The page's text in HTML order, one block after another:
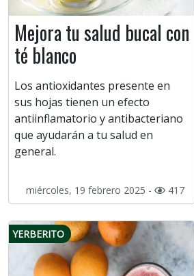
Mejora tu salud bucal con
té blanco
Los antioxidantes presente en
sus hojas tienen un efecto
antiinflamatorio y antibacteriano
que ayudarán a tu salud en
general.
miércoles, 19 febrero 2025 - 417
YERBERITO